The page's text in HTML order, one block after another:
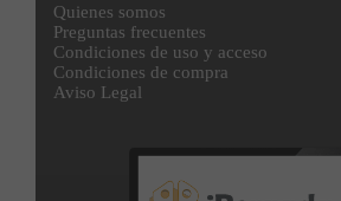
Quienes somos
Preguntas frecuentes
Condiciones de uso y acceso
Condiciones de compra
Aviso Legal